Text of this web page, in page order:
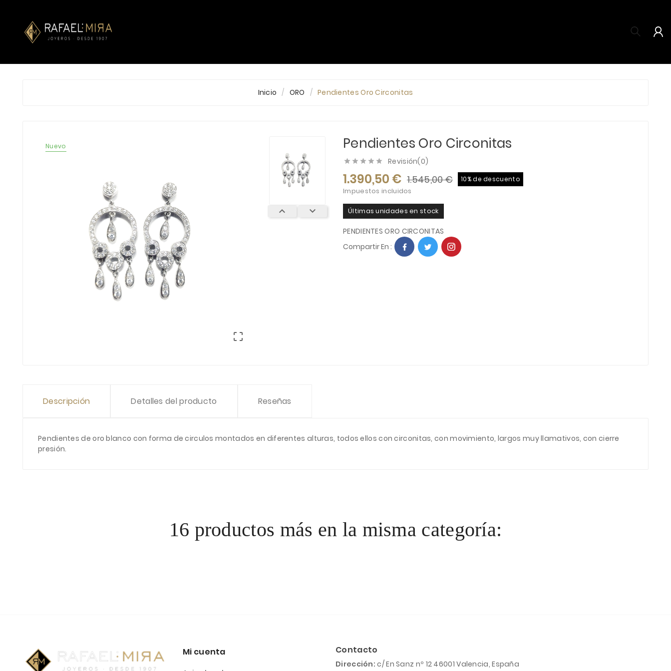

Inicio ORO Pendientes Oro Circonitas
Nuevo

 
Pendientes Oro Circonitas
     Revisión(0)
1.390,50 € 1.545,00 € 10% de descuento
Impuestos incluidos
Últimas unidades en stock
PENDIENTES ORO CIRCONITAS
Compartir En :
Descripción Detalles del producto Reseñas
Pendientes de oro blanco con forma de circulos montados en diferentes alturas, todos ellos con circonitas, con movimiento, largos muy llamativos, con cierre
presión.
16 productos más en la misma categoría:
Mi cuenta Contacto
Dirección: c/ En Sanz nº 12 46001 Valencia, España